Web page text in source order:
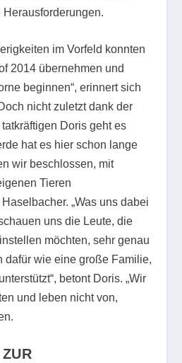
im Vorfeld konnten
2014 übernehmen und
beginnen“, erinnert sich
nicht zuletzt dank der
Doris geht es
hat es hier schon lange
wir beschlossen, mit
Tieren
„Was uns dabei
uns die Leute, die
möchten, sehr genau
dafür wie eine große Familie,
betont Doris. „Wir
und leben nicht von,